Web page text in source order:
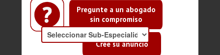
Pregunte a un abogado
sin compromiso
Cree su anuncio